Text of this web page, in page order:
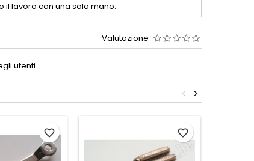
lavoro con una sola mano.
Valutazione
utenti.
>
<
favorite_border favorite_border